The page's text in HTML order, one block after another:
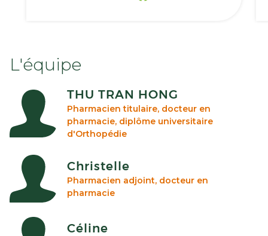
L'équipe
THU TRAN HONG
Pharmacien titulaire, docteur en
pharmacie, diplôme universitaire
d'Orthopédie
Christelle
Pharmacien adjoint, docteur en
pharmacie
Céline